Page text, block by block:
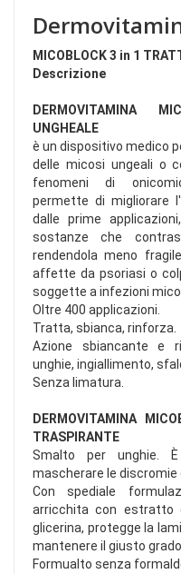
MICOBLOCK 3 in 1
Descrizione
DERMOVITAMINA
UNGHEALE
è un dispositivo medico
delle micosi ungeali o
fenomeni di
permette di migliorare
dalle prime
sostanze che
rendendola meno
affette da psoriasi o
soggette a infezioni
Oltre 400 applicazioni.
Tratta, sbianca, rinforza.
Azione sbiancante e
unghie, ingiallimento,
Senza limatura.
DERMOVITAMINA
TRASPIRANTE
Smalto per unghie.
mascherare le discromie
Con spediale
arricchita con estratto
glicerina, protegge la
mantenere il giusto
Formualto senza